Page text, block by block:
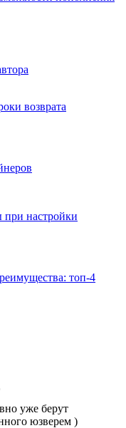
возврата
при настройки
топ-4
уже берут
юзверем )